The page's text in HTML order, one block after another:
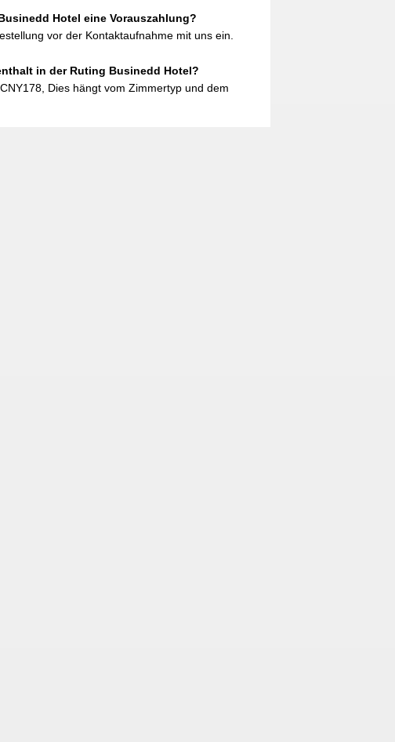
Hotel eine Vorauszahlung?
vor der Kontaktaufnahme mit uns ein.
in der Ruting Businedd Hotel?
Dies hängt vom Zimmertyp und dem